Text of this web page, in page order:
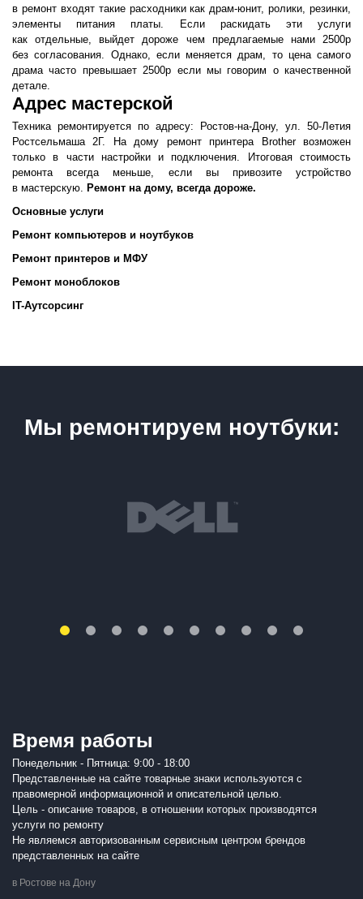
в ремонт входят такие расходники как драм-юнит, ролики, резинки,
элементы питания платы. Если раскидать эти услуги
как отдельные, выйдет дороже чем предлагаемые нами 2500р
без согласования. Однако, если меняется драм, то цена самого
драма часто превышает 2500р если мы говорим о качественной
детале.
Адрес мастерской
Техника ремонтируется по адресу: Ростов-на-Дону, ул. 50-Летия
Ростсельмаша 2Г. На дому ремонт принтера Brother возможен
только в части настройки и подключения. Итоговая стоимость
ремонта всегда меньше, если вы привозите устройство
в мастерскую. Ремонт на дому, всегда дороже.
Основные услуги
Ремонт компьютеров и ноутбуков
Ремонт принтеров и МФУ
Ремонт моноблоков
IT-Аутсорсинг
Мы ремонтируем ноутбуки:
Время работы
Понедельник - Пятница: 9:00 - 18:00
Представленные на сайте товарные знаки используются с
правомерной информационной и описательной целью.
Цель - описание товаров, в отношении которых производятся
услуги по ремонту
Не являемся авторизованным сервисным центром брендов
представленных на сайте
в Ростове на Дону